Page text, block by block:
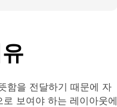
함을 전달하기 때문에 자
보여야 하는 레이아웃에